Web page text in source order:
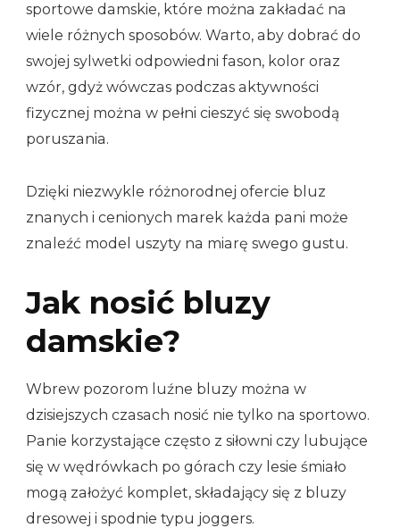
sportowe damskie, które można zakładać na
wiele różnych sposobów. Warto, aby dobrać do
swojej sylwetki odpowiedni fason, kolor oraz
wzór, gdyż wówczas podczas aktywności
fizycznej można w pełni cieszyć się swobodą
poruszania.
Dzięki niezwykle różnorodnej ofercie bluz
znanych i cenionych marek każda pani może
znaleźć model uszyty na miarę swego gustu.
Jak nosić bluzy
damskie?
Wbrew pozorom luźne bluzy można w
dzisiejszych czasach nosić nie tylko na sportowo.
Panie korzystające często z siłowni czy lubujące
się w wędrówkach po górach czy lesie śmiało
mogą założyć komplet, składający się z bluzy
dresowej i spodnie typu joggers.